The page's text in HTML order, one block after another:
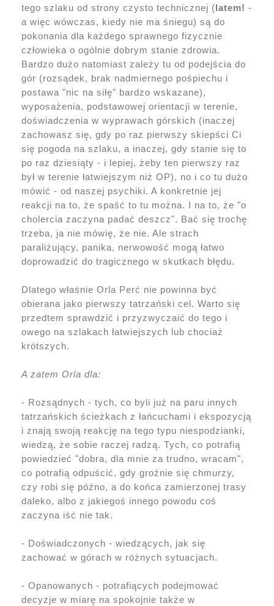
tego szlaku od strony czysto technicznej (latem! -
a więc wówczas, kiedy nie ma śniegu) są do
pokonania dla każdego sprawnego fizycznie
człowieka o ogólnie dobrym stanie zdrowia.
Bardzo dużo natomiast zależy tu od podejścia do
gór (rozsądek, brak nadmiernego pośpiechu i
postawa "nic na siłę" bardzo wskazane),
wyposażenia, podstawowej orientacji w terenie,
doświadczenia w wyprawach górskich (inaczej
zachowasz się, gdy po raz pierwszy skiepści Ci
się pogoda na szlaku, a inaczej, gdy stanie się to
po raz dziesiąty - i lepiej, żeby ten pierwszy raz
był w terenie łatwiejszym niż OP), no i co tu dużo
mówić - od naszej psychiki. A konkretnie jej
reakcji na to, że spaść to tu można. I na to, że "o
cholercia zaczyna padać deszcz". Bać się trochę
trzeba, ja nie mówię, że nie. Ale strach
paraliżujący, panika, nerwowość mogą łatwo
doprowadzić do tragicznego w skutkach błędu.
Dlatego właśnie Orla Perć nie powinna być
obierana jako pierwszy tatrzański cel. Warto się
przedtem sprawdzić i przyzwyczaić do tego i
owego na szlakach łatwiejszych lub chociaż
krótszych.
A zatem Orla dla:
- Rozsądnych - tych, co byli już na paru innych
tatrzańskich ścieżkach z łańcuchami i ekspozycją
i znają swoją reakcję na tego typu niespodzianki,
wiedzą, że sobie raczej radzą. Tych, co potrafią
powiedzieć "dobra, dla mnie za trudno, wracam",
co potrafią odpuścić, gdy groźnie się chmurzy,
czy robi się późno, a do końca zamierzonej trasy
daleko, albo z jakiegoś innego powodu coś
zaczyna iść nie tak.
- Doświadczonych - wiedzących, jak się
zachować w górach w różnych sytuacjach.
- Opanowanych - potrafiących podejmować
decyzje w miarę na spokojnie także w